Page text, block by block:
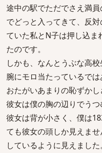
途中の駅でただでさえ満
でどっと入ってきて、反
ていた私とN子は押し込ま
たのです。
しかも、なんとうぶな高
腕にモロ当たっているでは
おたがいあまりの恥ずかし
彼女は僕の胸の辺りでうつ
彼女は背が小さく、僕は
ても彼女の頭しか見えま
しているように見えました。